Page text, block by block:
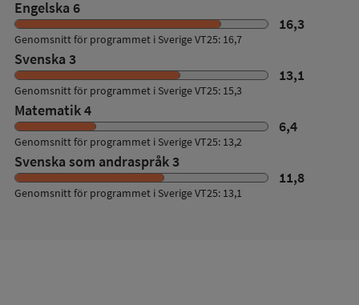
prov
Engelska 6
16,3
Genomsnitt för programmet i Sverige VT25: 16,7
Svenska 3
13,1
Genomsnitt för programmet i Sverige VT25: 15,3
Matematik 4
6,4
Genomsnitt för programmet i Sverige VT25: 13,2
Svenska som andraspråk 3
11,8
Genomsnitt för programmet i Sverige VT25: 13,1